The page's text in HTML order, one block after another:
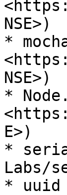
NSE>)
*
NSE>)
*
E>)
*
Labs/
* uuid